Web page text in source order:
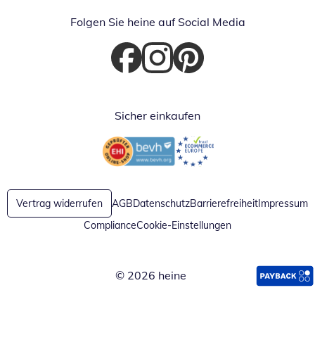
Folgen Sie heine auf Social Media
Öffnet in neuem Fenster
Öffnet in neuem Fenster
Öffnet in neuem Fenster
Sicher einkaufen
Öffnet in neuem FensterÖffnet in neuem Fenster
Vertrag widerrufen AGBDatenschutzBarrierefreiheitImpressum
ComplianceCookie-Einstellungen
© 2026 heine